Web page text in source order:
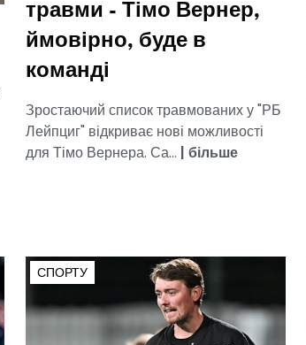
травми - Тімо Вернер,
ймовірно, буде в
команді
Зростаючий список травмованих у "РБ
Лейпциг" відкриває нові можливості
для Тімо Вернера. Са... | більше
СПОРТУ